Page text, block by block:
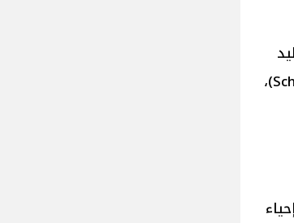
التي حملتها فنانة العرب من الدار الفرنسية العريقة "سكيافاريلي" (Schiaparelli)،